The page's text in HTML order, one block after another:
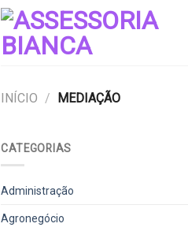
INÍCIO / MEDIAÇÃO
CATEGORIAS
Administração
Agronegócio